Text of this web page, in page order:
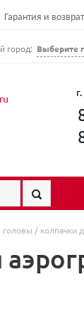
Гарантия и возврат
город: Выберите
/ колпачки